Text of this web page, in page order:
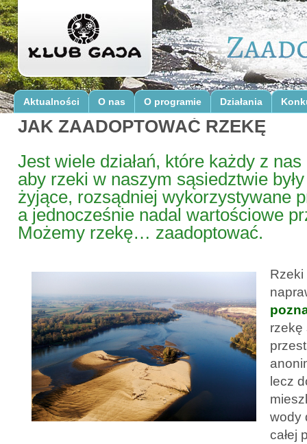
Aktualności O nas O programie Działania
JAK ZAADOPTOWAĆ RZEKĘ
Jest wiele działań, które każdy z
aby rzeki w naszym sąsiedztwie
żyjące, rozsądniej wykorzystywane
a jednocześnie nadal wartościowe
Możemy rzekę… zaadoptować.
rzekę
lecz
wody
całej